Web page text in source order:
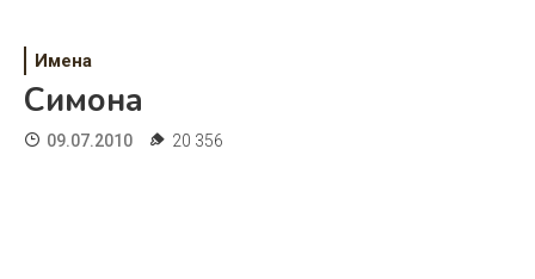
Дети
Свадьба
Имена
Симона
09.07.2010 20 356